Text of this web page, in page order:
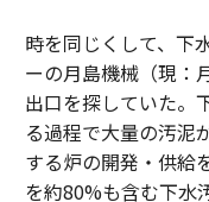
時を同じくして、下
ーの月島機械（現：
出口を探していた。
る過程で大量の汚泥
する炉の開発・供給
を約80%も含む下水